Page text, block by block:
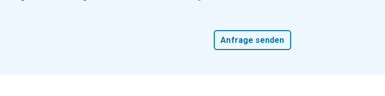
Anfrage senden